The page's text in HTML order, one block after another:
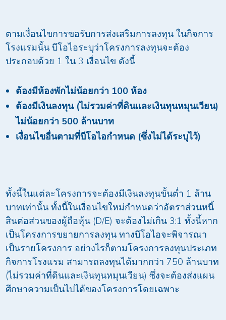
ตามเงื่อนไขการขอรับการส่งเสริมการลงทุน ในกิจการ
โรงแรมนั้น บีโอไอระบุว่าโครงการลงทุนจะต้อง
ประกอบด้วย 1 ใน 3 เงื่อนไข ดังนี้
ต้องมีห้องพักไม่น้อยกว่า 100 ห้อง
ต้องมีเงินลงทุน (ไม่รวมค่าที่ดินและเงินทุนหมุนเวียน)
ไม่น้อยกว่า 500 ล้านบาท
เงื่อนไขอื่นตามที่บีโอไอกำหนด (ซึ่งไม่ได้ระบุไว้)
ทั้งนี้ในแต่ละโครงการจะต้องมีเงินลงทุนขั้นต่ำ 1 ล้าน
บาทเท่านั้น ทั้งนี้ในเงื่อนไขใหม่กำหนดว่าอัตราส่วนหนี้
สินต่อส่วนของผู้ถือหุ้น (D/E) จะต้องไม่เกิน 3:1 ทั้งนี้หาก
เป็นโครงการขยายการลงทุน ทางบีโอไอจะพิจารณา
เป็นรายโครงการ อย่างไรก็ตามโครงการลงทุนประเภท
กิจการโรงแรม สามารถลงทุนได้มากกว่า 750 ล้านบาท
(ไม่รวมค่าที่ดินและเงินทุนหมุนเวียน) ซึ่งจะต้องส่งแผน
ศึกษาความเป็นไปได้ของโครงการโดยเฉพาะ